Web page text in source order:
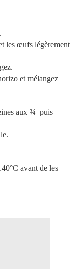
les œufs légèrement
et mélangez
aux ¾ puis
avant de les